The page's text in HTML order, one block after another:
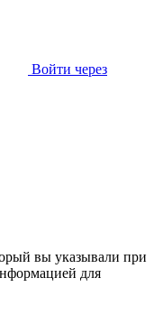
Войти через
вы указывали при
для